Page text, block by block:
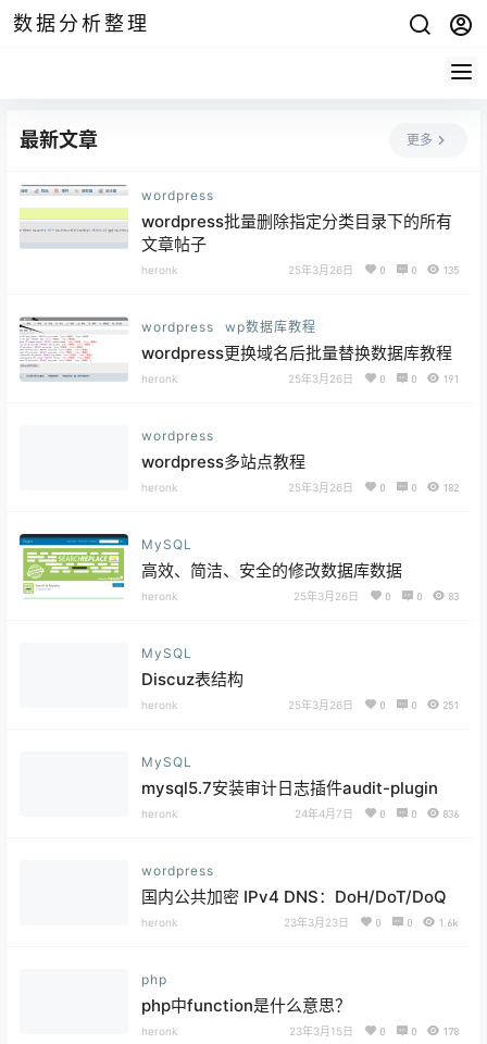
数据分析整理
最新文章 更多
wordpress
wordpress批量删除指定分类目录下的所有
文章帖子
heronk 25年3月26日 0 0 135
wordpress wp数据库教程
wordpress更换域名后批量替换数据库教程
heronk 25年3月26日 0 0 191
wordpress
wordpress多站点教程
heronk 25年3月26日 0 0 182
MySQL
高效、简洁、安全的修改数据库数据
heronk 25年3月26日 0 0 83
MySQL
Discuz表结构
heronk 25年3月26日 0 0 251
MySQL
mysql5.7安装审计日志插件audit-plugin
heronk 24年4月7日 0 0 836
wordpress
国内公共加密 IPv4 DNS：DoH/DoT/DoQ
heronk 23年3月23日 0 0 1.6k
php
php中function是什么意思？
heronk 23年3月15日 0 0 178